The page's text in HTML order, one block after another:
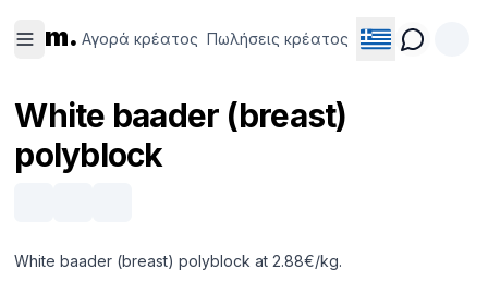
m. Αγορά κρέατος Πωλήσεις κρέατος
κρέατος κρέατος
White baader (breast)
polyblock
White baader (breast) polyblock at 2.88€/kg.